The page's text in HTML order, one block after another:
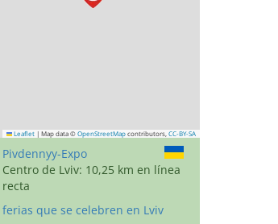
Leaflet | Map data © OpenStreetMap contributors, CC-BY-SA
Pivdennyy-Expo
Centro de Lviv: 10,25 km en línea
recta
ferias que se celebren en Lviv